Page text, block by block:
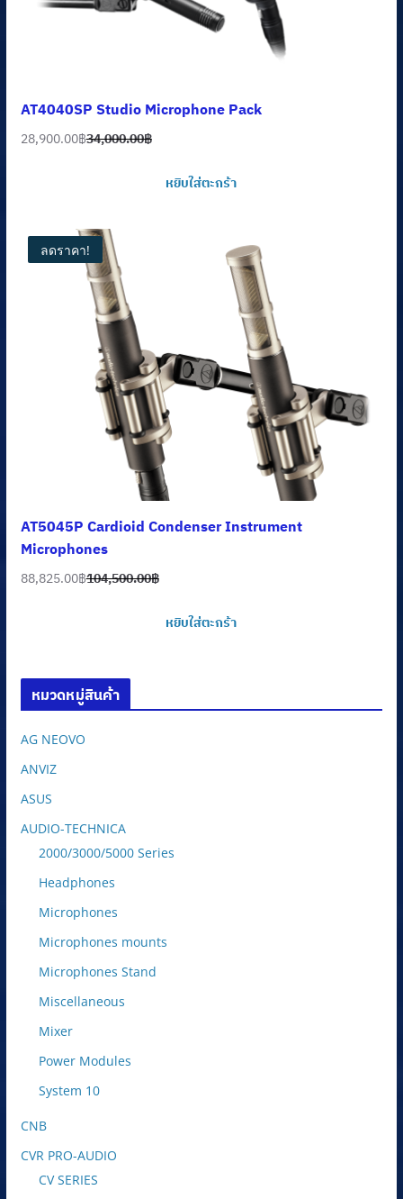
AT4040SP Studio Microphone Pack
34,000.00฿
Original
28,900.00฿
Current
หยิบใส่ตะกร้า
ลดราคา!
AT5045P Cardioid Condenser Instrument
Microphones
104,500.00฿
Original
88,825.00฿
Current
หยิบใส่ตะกร้า
หมวดหมู่สินค้า
AG NEOVO
ANVIZ
ASUS
AUDIO-TECHNICA
2000/3000/5000 Series
Headphones
Microphones
Microphones mounts
Microphones Stand
Miscellaneous
Mixer
Power Modules
System 10
CNB
CVR PRO-AUDIO
CV SERIES